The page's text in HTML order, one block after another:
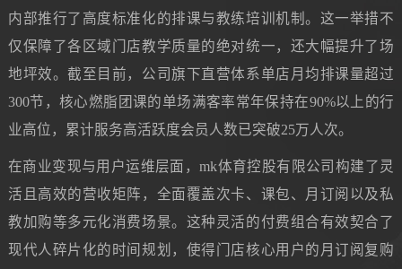
内部推行了高度标准化的排课与教练培训机制。这一举措不
仅保障了各区域门店教学质量的绝对统一，还大幅提升了场
地坪效。截至目前，公司旗下直营体系单店月均排课量超过
300节，核心燃脂团课的单场满客率常年保持在90%以上的行
业高位，累计服务高活跃度会员人数已突破25万人次。
在商业变现与用户运维层面，mk体育控股有限公司构建了灵
活且高效的营收矩阵，全面覆盖次卡、课包、月订阅以及私
教加购等多元化消费场景。这种灵活的付费组合有效契合了
现代人碎片化的时间规划，使得门店核心用户的月订阅复购